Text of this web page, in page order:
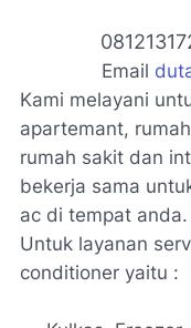
Email
Kami melayani
apartemant,
rumah sakit dan
bekerja sama
ac di tempat anda.
Untuk layanan
conditioner yaitu :